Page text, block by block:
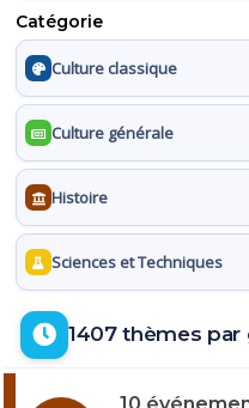
Catégorie
Culture classique
Culture générale
Histoire
Sciences et Techniques
1407 thèmes par